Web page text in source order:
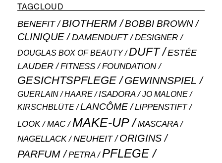
TAGCLOUD
BENEFIT BIOTHERM BOBBI BROWN
CLINIQUE DAMENDUFT DESIGNER
DOUGLAS BOX OF BEAUTY DUFT
ESTÉE
LAUDER
FITNESS FOUNDATION
GESICHTSPFLEGE GEWINNSPIEL
GUERLAIN HAARE ISADORA JO MALONE
KIRSCHBLÜTE LANCÔME LIPPENSTIFT
LOOK MAC MAKE-UP MASCARA
NAGELLACK NEUHEIT ORIGINS
PARFUM PETRA PFLEGE